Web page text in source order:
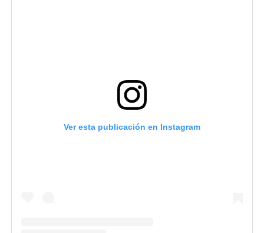
Ver esta publicación en Instagram